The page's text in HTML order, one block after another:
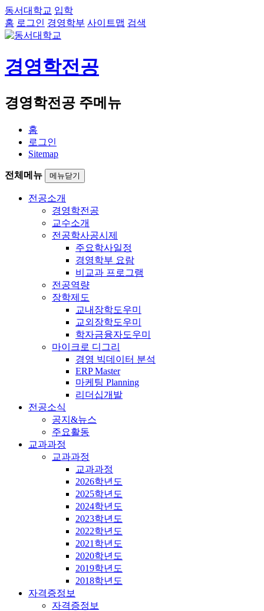
동서대학교 입학
홈 로그인 경영학부 사이트맵 검색
경영학전공
경영학전공 주메뉴
홈
로그인
Sitemap
전체메뉴 메뉴닫기
전공소개
경영학전공
교수소개
전공학사공시제
주요학사일정
경영학부 요람
비교과 프로그램
전공역량
장학제도
교내장학도우미
교외장학도우미
학자금융자도우미
마이크로 디그리
경영 빅데이터 분석
ERP Master
마케팅 Planning
리더십개발
전공소식
공지&뉴스
주요활동
교과과정
교과과정
교과과정
2026학년도
2025학년도
2024학년도
2023학년도
2022학년도
2021학년도
2020학년도
2019학년도
2018학년도
자격증정보
자격증정보